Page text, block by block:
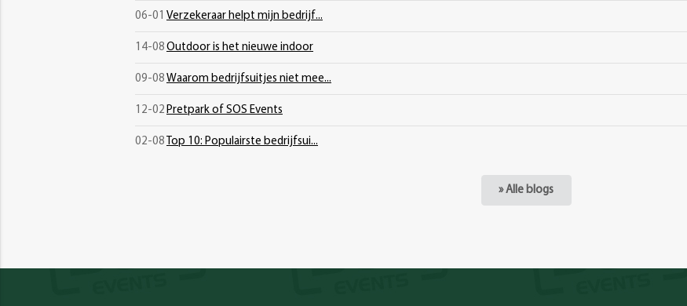
06-01 Verzekeraar helpt mijn bedrijf...
14-08 Outdoor is het nieuwe indoor
09-08 Waarom bedrijfsuitjes niet mee...
12-02 Pretpark of SOS Events
02-08 Top 10: Populairste bedrijfsui...
» Alle blogs